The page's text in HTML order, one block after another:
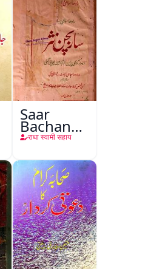
Saar
Bachan
Nasr
राधा स्वामी सहाय